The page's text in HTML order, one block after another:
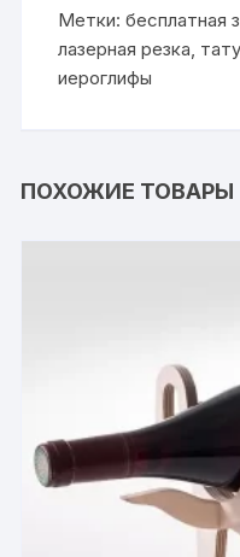
Метки:бесплатная
лазерная резка
иероглифы
ПОХОЖИЕ ТОВАРЫ